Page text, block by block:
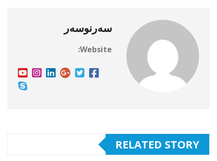
سەرنوسەر
Website:
RELATED STORY